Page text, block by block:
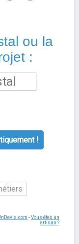
ou la
:
!
-Vous êtes un
artisan ?